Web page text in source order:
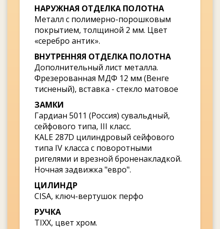
НАРУЖНАЯ ОТДЕЛКА ПОЛОТНА
Металл с полимерно-порошковым
покрытием, толщиной 2 мм. Цвет
«серебро антик».
ВНУТРЕННЯЯ ОТДЕЛКА ПОЛОТНА
Дополнительный лист металла.
Фрезерованная МДФ 12 мм (Венге
тисненый), вставка - стекло матовое
ЗАМКИ
Гардиан 5011 (Россия) сувальдный,
сейфового типа, III класс.
KALE 287D цилиндровый сейфового
типа IV класса с поворотными
ригелями и врезной броненакладкой.
Ночная задвижка "евро".
ЦИЛИНДР
CISA, ключ-вертушок перфо
РУЧКА
TIXX, цвет хром.